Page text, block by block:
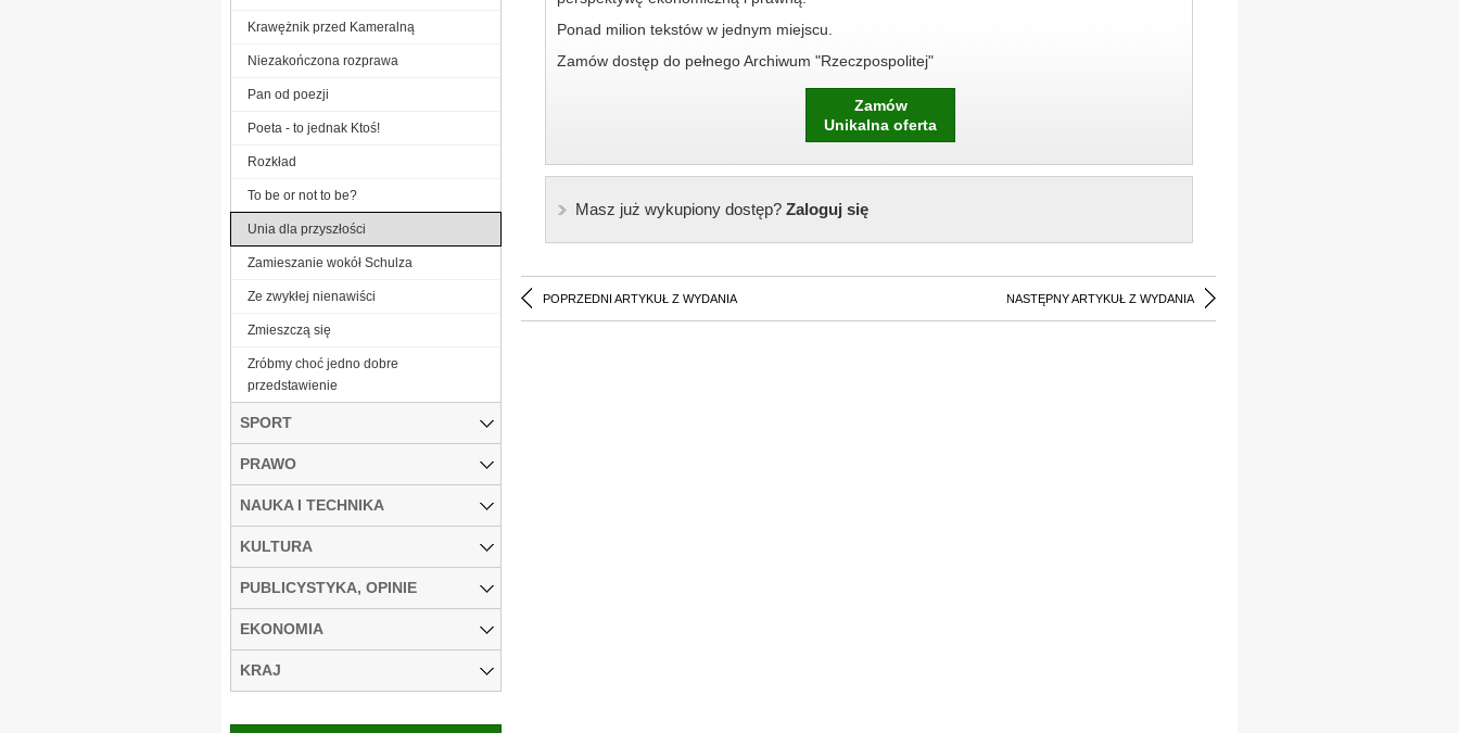
Ponad milion tekstów w jednym miejscu.
Zamów dostęp do pełnego Archiwum "Rzeczpospolitej"
Zamów
Unikalna oferta
Masz już wykupiony dostęp?Zaloguj się
POPRZEDNI ARTYKUŁ Z WYDANIA NASTĘPNY ARTYKUŁ Z WYDANIA
Krawężnik przed Kameralną
Niezakończona rozprawa
Pan od poezji
Poeta - to jednak Ktoś!
Rozkład
To be or not to be?
Unia dla przyszłości
Zamieszanie wokół Schulza
Ze zwykłej nienawiści
Zmieszczą się
Zróbmy choć jedno dobre
przedstawienie
SPORT
PRAWO
NAUKA I TECHNIKA
KULTURA
PUBLICYSTYKA, OPINIE
EKONOMIA
KRAJ